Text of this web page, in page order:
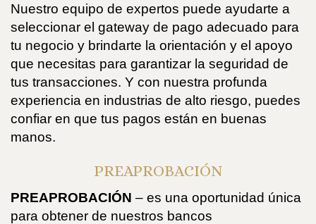
Nuestro equipo de expertos puede ayudarte a
seleccionar el gateway de pago adecuado para
tu negocio y brindarte la orientación y el apoyo
que necesitas para garantizar la seguridad de
tus transacciones. Y con nuestra profunda
experiencia en industrias de alto riesgo, puedes
confiar en que tus pagos están en buenas
manos.
PREAPROBACIÓN
PREAPROBACIÓN – es una oportunidad única
para obtener de nuestros bancos